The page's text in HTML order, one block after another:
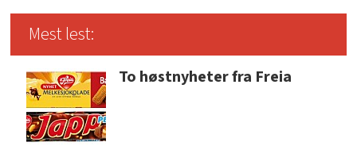
Mest lest:
To høstnyheter fra Freia